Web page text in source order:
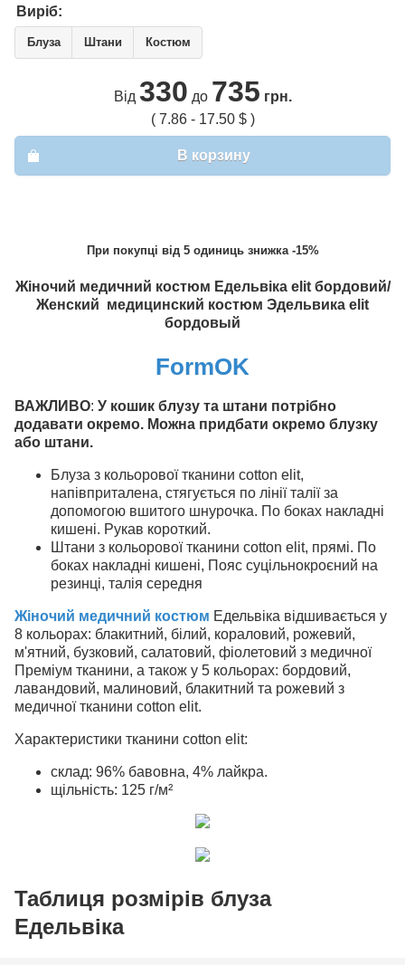
Виріб:
Блуза Штани Костюм
Від 330 до 735 грн.
( 7.86 - 17.50 $ )
В корзину
При покупці від 5 одиниць знижка -15%
Жіночий медичний костюм Едельвіка elit бордовий/
Женский медицинский костюм Эдельвика elit
бордовый
FormOK
ВАЖЛИВО: У кошик блузу та штани потрібно
додавати окремо. Можна придбати окремо блузку
або штани.
Блуза з кольорової тканини cotton elit,
напівприталена, стягується по лінії талії за
допомогою вшитого шнурочка. По боках накладні
кишені. Рукав короткий.
Штани з кольорової тканини cotton elit, прямі. По
боках накладні кишені, Пояс суцільнокроєний на
резинці, талія середня
Жіночий медичний костюм Едельвіка відшивається у
8 кольорах: блакитний, білий, кораловий, рожевий,
м'ятний, бузковий, салатовий, фіолетовий з медичної
Преміум тканини, а також у 5 кольорах: бордовий,
лавандовий, малиновий, блакитний та рожевий з
медичної тканини cotton elit.
Характеристики тканини cotton elit:
склад: 96% бавовна, 4% лайкра.
щільність: 125 г/м²
Таблиця розмірів блуза
Едельвіка